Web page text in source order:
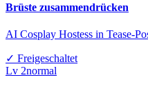
Brüste zusammendrücken
AI Cosplay Hostess in Tease-
✓ Freigeschaltet
Lv 2normal